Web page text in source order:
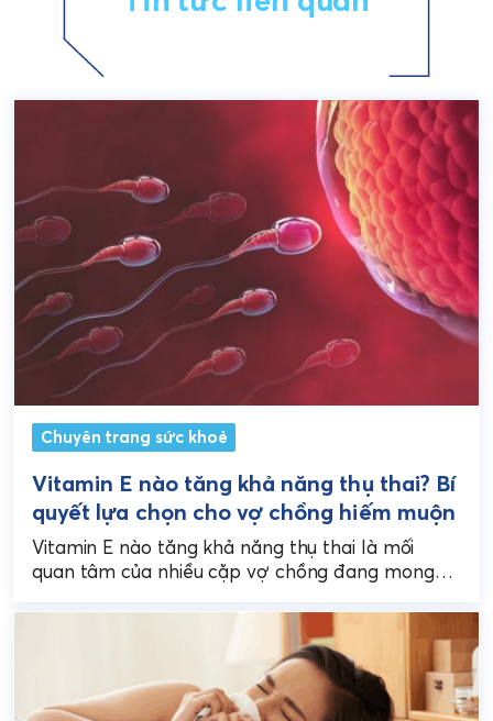
Chuyên trang sức khoẻ
Vitamin E nào tăng khả năng thụ thai? Bí
quyết lựa chọn cho vợ chồng hiếm muộn
Vitamin E nào tăng khả năng thụ thai là mối
quan tâm của nhiều cặp vợ chồng đang mong